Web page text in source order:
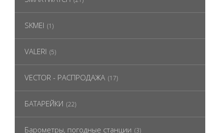
SKMEI (1)
VALERI (5)
VECTOR - РАСПРОДАЖА (17)
БАТАРЕЙКИ (22)
Барометры, погодные станции (3)